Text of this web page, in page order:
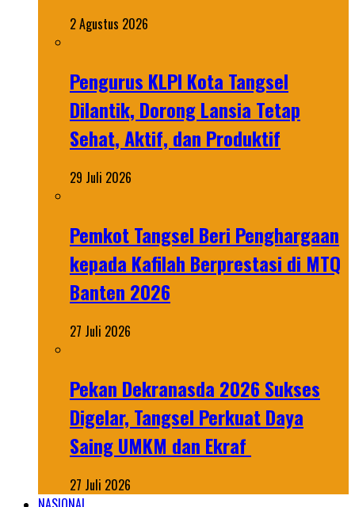
2 Agustus 2026
Pengurus KLPI Kota Tangsel
Dilantik, Dorong Lansia Tetap
Sehat, Aktif, dan Produktif
29 Juli 2026
Pemkot Tangsel Beri Penghargaan
kepada Kafilah Berprestasi di MTQ
Banten 2026
27 Juli 2026
Pekan Dekranasda 2026 Sukses
Digelar, Tangsel Perkuat Daya
Saing UMKM dan Ekraf
27 Juli 2026